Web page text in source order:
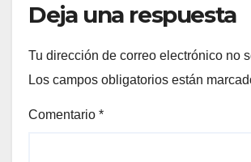
Deja una respuesta
Tu dirección de correo electrónico no
Los campos obligatorios están
Comentario *